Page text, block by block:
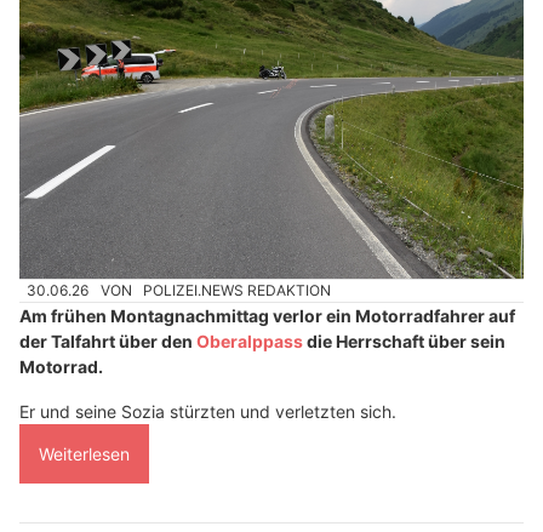
30.06.26 VON POLIZEI.NEWS REDAKTION
Am frühen Montagnachmittag verlor ein Motorradfahrer auf
der Talfahrt über den Oberalppassdie Herrschaft über sein
Motorrad.
Er und seine Sozia stürzten und verletzten sich.
Weiterlesen